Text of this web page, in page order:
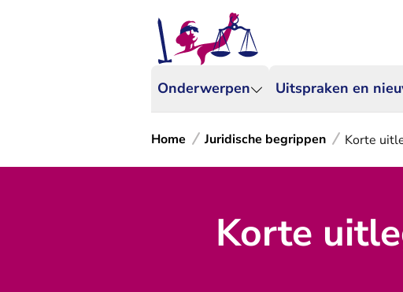
Onderwerpen Uitspraken en
Home Juridische begrippen Korte
Korte